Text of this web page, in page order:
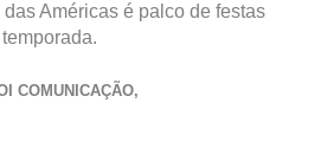
Américas é palco de festas
COMUNICAÇÃO,